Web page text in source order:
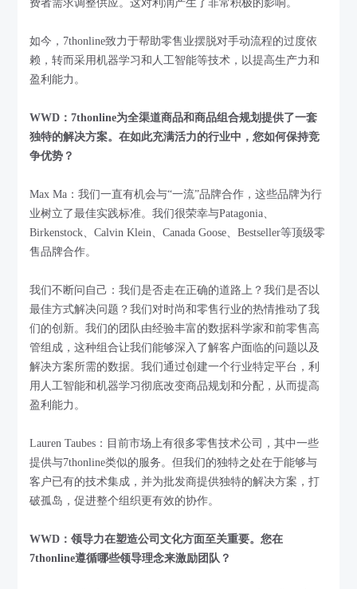
费者需求调整供应。这对利润产生了非常积极的影响。
如今，7thonline致力于帮助零售业摆脱对手动流程的过度依
赖，转而采用机器学习和人工智能等技术，以提高生产力和
盈利能力。
WWD：7thonline为全渠道商品和商品组合规划提供了一套
独特的解决方案。在如此充满活力的行业中，您如何保持竞
争优势？
Max Ma：我们一直有机会与“一流”品牌合作，这些品牌为行
业树立了最佳实践标准。我们很荣幸与Patagonia、
Birkenstock、Calvin Klein、Canada Goose、Bestseller等顶级零
售品牌合作。
我们不断问自己：我们是否走在正确的道路上？我们是否以
最佳方式解决问题？我们对时尚和零售行业的热情推动了我
们的创新。我们的团队由经验丰富的数据科学家和前零售高
管组成，这种组合让我们能够深入了解客户面临的问题以及
解决方案所需的数据。我们通过创建一个行业特定平台，利
用人工智能和机器学习彻底改变商品规划和分配，从而提高
盈利能力。
Lauren Taubes：目前市场上有很多零售技术公司，其中一些
提供与7thonline类似的服务。但我们的独特之处在于能够与
客户已有的技术集成，并为批发商提供独特的解决方案，打
破孤岛，促进整个组织更有效的协作。
WWD：领导力在塑造公司文化方面至关重要。您在
7thonline遵循哪些领导理念来激励团队？